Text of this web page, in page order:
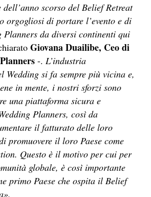
dell’anno scorso del Belief Retreat
orgogliosi di portare l’evento e di
Planners da diversi continenti qui
Giovana Duailibe, Ceo di
-. L’industria
Wedding si fa sempre più vicina e,
in mente, i nostri sforzi sono
una piattaforma sicura e
Planners, così da
il fatturato delle loro
promuovere il loro Paese come
Questo è il motivo per cui per
globale, è così importante
primo Paese che ospita il Belief